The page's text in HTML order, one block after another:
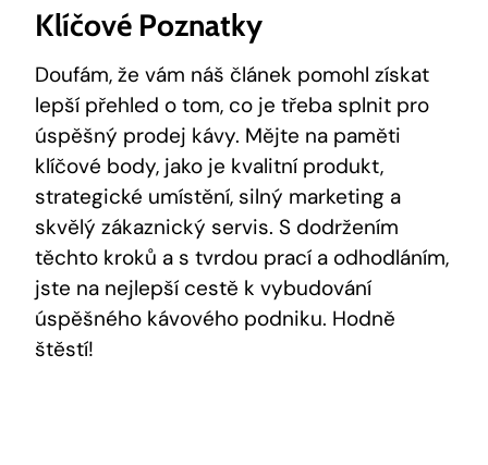
Klíčové Poznatky
Doufám, že vám náš článek pomohl získat
lepší přehled o tom, co je třeba splnit pro
úspěšný prodej kávy. Mějte na paměti
klíčové body, jako je kvalitní produkt,
strategické umístění, silný marketing a
skvělý zákaznický servis. S dodržením
těchto kroků a s tvrdou prací a odhodláním,
jste na nejlepší cestě k vybudování
úspěšného kávového podniku. Hodně
štěstí!